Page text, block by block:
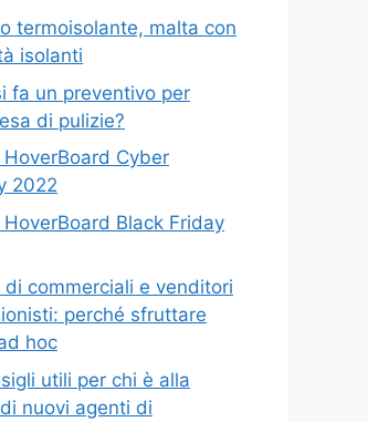
termoisolante, malta con
isolanti
fa un preventivo per
di pulizie?
Cyber
2022
Black Friday
di commerciali e venditori
perché sfruttare
hoc
utili per chi è alla
nuovi agenti di